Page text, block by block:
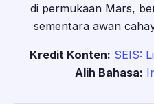
di permukaan Mars,
sementara awan
Kredit Konten: SEIS:
Alih Bahasa: